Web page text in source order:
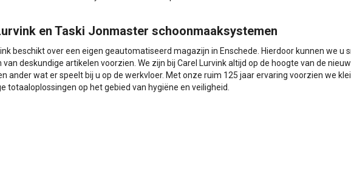
en Taski Jonmaster schoonmaaksystemen
beschikt over een eigen geautomatiseerd magazijn in Enschede. Hierdoor kunnen we u
van deskundige artikelen voorzien. We zijn bij Carel Lurvink altijd op de hoogte van de
ander wat er speelt bij u op de werkvloer. Met onze ruim 125 jaar ervaring voorzien we
totaaloplossingen op het gebied van hygiëne en veiligheid.